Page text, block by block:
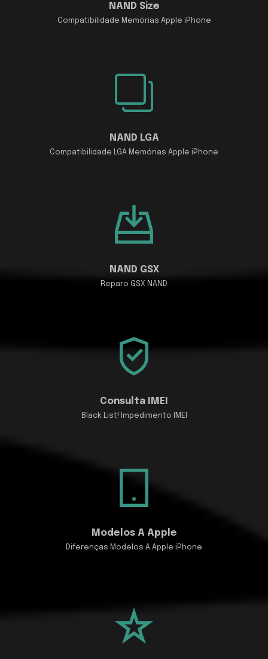
NAND Size
Compatibilidade Memórias Apple iPhone
NAND LGA
Compatibilidade LGA Memórias Apple iPhone
NAND GSX
Reparo GSX NAND
Consulta IMEI
Black List! Impedimento IMEI
Modelos A Apple
Diferenças Modelos A Apple iPhone